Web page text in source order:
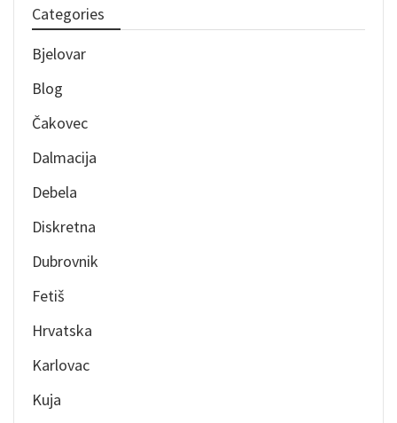
Categories
Bjelovar
Blog
Čakovec
Dalmacija
Debela
Diskretna
Dubrovnik
Fetiš
Hrvatska
Karlovac
Kuja